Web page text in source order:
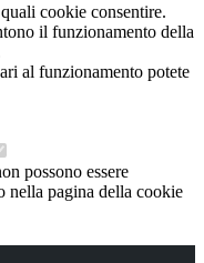
cookie consentire.
il funzionamento della
al funzionamento potete
possono essere
nella pagina della cookie